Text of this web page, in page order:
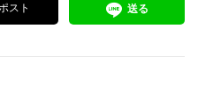
スト 送る